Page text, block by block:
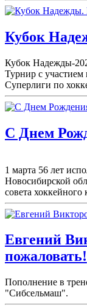
Кубок
Кубок Надежды-
Турнир с
Суперлиги по
С Днем
1 марта 56 лет
Новосибирской
совета
Евгений
пожаловать!
Пополнение в
"Сибсельмаш".